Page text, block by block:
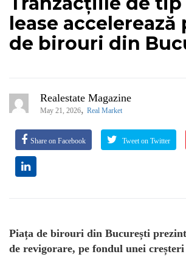
lease accelerează
de birouri din
Realestate Magazine
May 21, 2026, Real Market
Share on Facebook Tweet on Twitter
Piața de birouri din București
de revigorare, pe fondul unei